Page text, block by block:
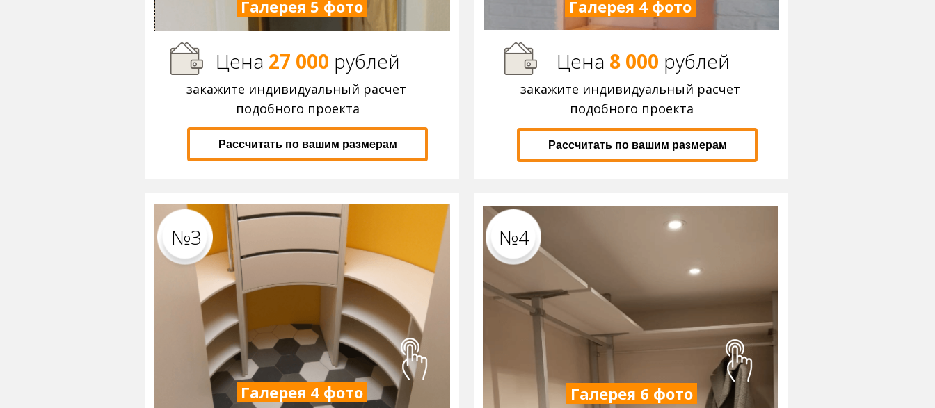
Цена 27 000 рублей Цена 8 000 рублей
Галерея 4 фото
№4
Галерея 4 фото Галерея 6 фото
Галерея 5 фото
Рассчитать по вашим размерам Рассчитать по вашим размерам
закажите индивидуальный расчет
подобного проекта
закажите индивидуальный расчет
подобного проекта
№3